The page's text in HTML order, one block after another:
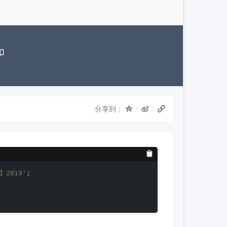
分享到：
】2019' ;